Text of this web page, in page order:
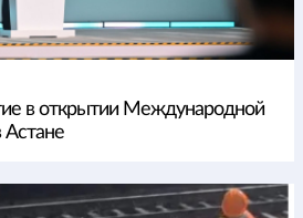
в открытии Международной